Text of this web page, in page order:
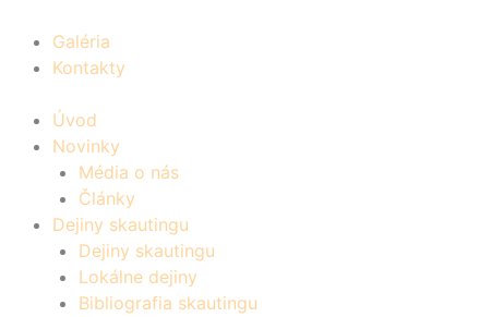
Galéria
Kontakty
Úvod
Novinky
Média o nás
Články
Dejiny skautingu
Dejiny skautingu
Lokálne dejiny
Bibliografia skautingu